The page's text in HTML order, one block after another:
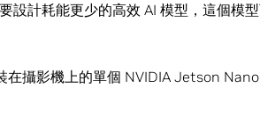
設計耗能更少的高效 AI 模型，這個模
攝影機上的單個 NVIDIA Jetson